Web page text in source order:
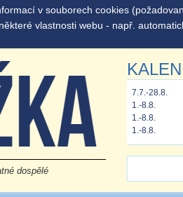
v souborech cookies
vlastnosti webu - např.
dospělé
7.7.-28.8.
1.-8.8.
1.-8.8.
1.-8.8.